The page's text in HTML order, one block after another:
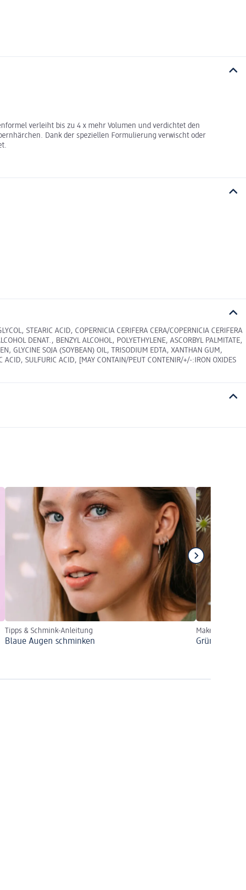
verleiht bis zu 4 x mehr Volumen und verdichtet den
Dank der speziellen Formulierung verwischt oder
STEARIC ACID, COPERNICIA CERIFERA CERA/COPERNICIA CERIFERA
DENAT., BENZYL ALCOHOL, POLYETHYLENE, ASCORBYL PALMITATE,
GLYCINE SOJA (SOYBEAN) OIL, TRISODIUM EDTA, XANTHAN GUM,
ACID, SULFURIC ACID, [MAY CONTAIN/PEUT CONTENIR/+/-:IRON OXIDES
Tipps & Schmink-Anleitung
Blaue Augen schminken
Make-up-Tipps
Grüne